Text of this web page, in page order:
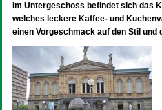
Im Untergeschoss befindet sich das
welches leckere Kaffee- und
einen Vorgeschmack auf den Stil und